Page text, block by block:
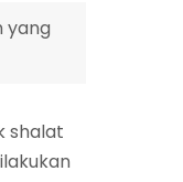
yang
shalat